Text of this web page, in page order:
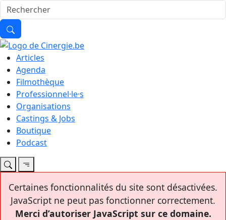
Articles
Agenda
Filmothèque
Professionnel·le·s
Organisations
Castings & Jobs
Boutique
Podcast
Certaines fonctionnalités du site sont désactivées.
JavaScript ne peut pas fonctionner correctement.
Merci d’autoriser JavaScript sur ce domaine.